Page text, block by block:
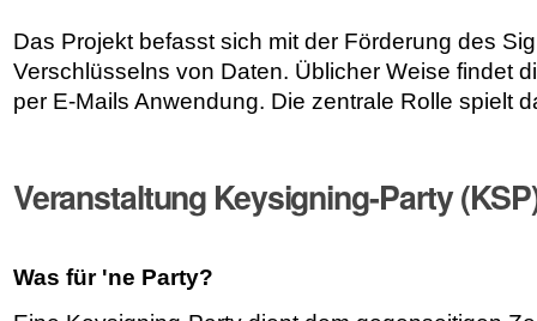
Das Projekt befasst sich mit der Förderung des
Verschlüsselns von Daten. Üblicher Weise findet
per E-Mails Anwendung. Die zentrale Rolle spielt
Veranstaltung Keysigning-Party
Was für 'ne Party?